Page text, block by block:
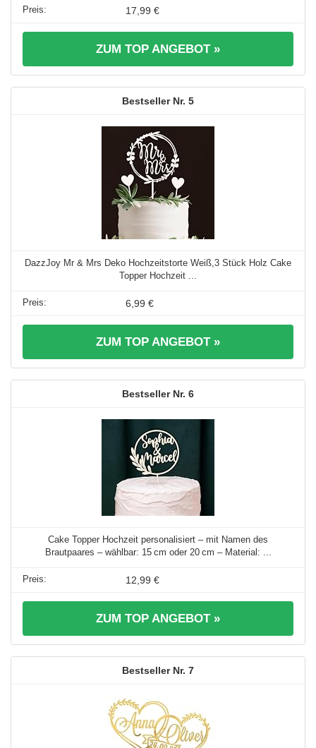
17,99 €
ZUM TOP ANGEBOT »
5
DazzJoy Mr & Mrs Deko Hochzeitstorte Weiß,3 Stück Holz Cake
Topper Hochzeit ...
6,99 €
ZUM TOP ANGEBOT »
6
Cake Topper Hochzeit personalisiert – mit Namen des
Brautpaares – wählbar: 15 cm oder 20 cm – Material: ...
12,99 €
ZUM TOP ANGEBOT »
7